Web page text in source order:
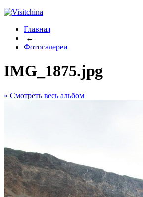
Главная
←
Фотогалереи
IMG_1875.jpg
« Cмотреть весь альбом